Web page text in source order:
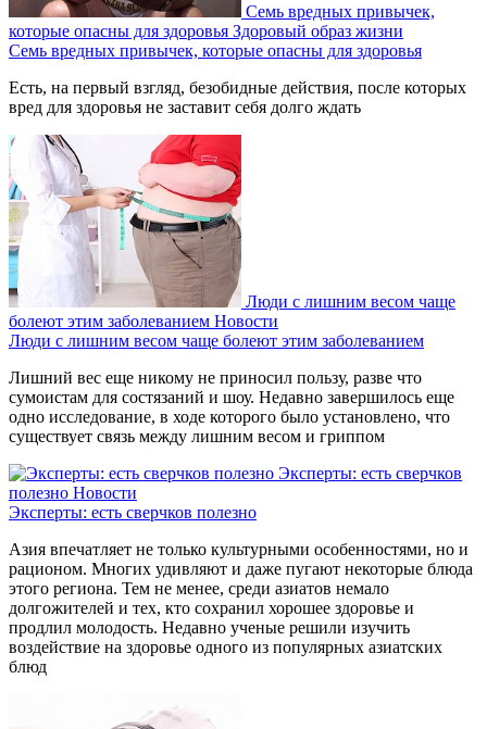
Семь вредных привычек,
которые опасны для здоровья Здоровый образ жизни
Семь вредных привычек, которые опасны для здоровья
Есть, на первый взгляд, безобидные действия, после которых
вред для здоровья не заставит себя долго ждать
Люди с лишним весом чаще
болеют этим заболеванием Новости
Люди с лишним весом чаще болеют этим заболеванием
Лишний вес еще никому не приносил пользу, разве что
сумоистам для состязаний и шоу. Недавно завершилось еще
одно исследование, в ходе которого было установлено, что
существует связь между лишним весом и гриппом
Эксперты: есть сверчков
полезно Новости
Эксперты: есть сверчков полезно
Азия впечатляет не только культурными особенностями, но и
рационом. Многих удивляют и даже пугают некоторые блюда
этого региона. Тем не менее, среди азиатов немало
долгожителей и тех, кто сохранил хорошее здоровье и
продлил молодость. Недавно ученые решили изучить
воздействие на здоровье одного из популярных азиатских
блюд